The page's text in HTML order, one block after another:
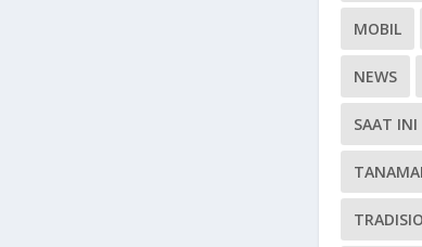
MOBIL
NEWS
SAAT INI